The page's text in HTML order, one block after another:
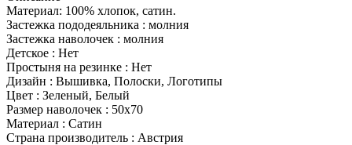
Материал: 100% хлопок, сатин.
Застежка пододеяльника : молния
Застежка наволочек : молния
Детское : Нет
Простыня на резинке : Нет
Дизайн : Вышивка, Полоски, Логотипы
Цвет : Зеленый, Белый
Размер наволочек : 50x70
Материал : Сатин
Страна производитель : Австрия